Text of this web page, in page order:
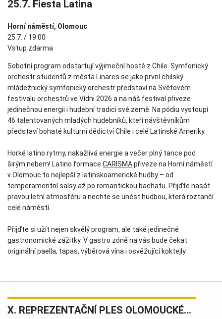
25.7. Fiesta Latina
Horní náměstí, Olomouc
25.7. / 19:00
Vstup zdarma
Sobotní program odstartují výjimeční hosté z Chile. Symfonický
orchestr studentů z města Linares se jako první chilský
mládežnický symfonický orchestr představí na Světovém
festivalu orchestrů ve Vídni 2026 a na náš festival přiveze
jedinečnou energii i hudební tradici své země. Na pódiu vystoupí
46 talentovaných mladých hudebníků, kteří návštěvníkům
představí bohaté kulturní dědictví Chile i celé Latinské Ameriky.
Horké latino rytmy, nakažlivá energie a večer plný tance pod
širým nebem! Latino formace CARISMApřiveze na Horní náměstí
v Olomouc to nejlepší z latinskoamerické hudby – od
temperamentní salsy až po romantickou bachatu. Přijďte nasát
pravou letní atmosféru a nechte se unést hudbou, která roztančí
celé náměstí.
Přijďte si užít nejen skvělý program, ale také jedinečné
gastronomické zážitky. V gastro zóně na vás bude čekat
originální paella, tapas, výběrová vína i osvěžující koktejly.
X. REPREZENTAČNÍ PLES OLOMOUCKÉHO KRAJE